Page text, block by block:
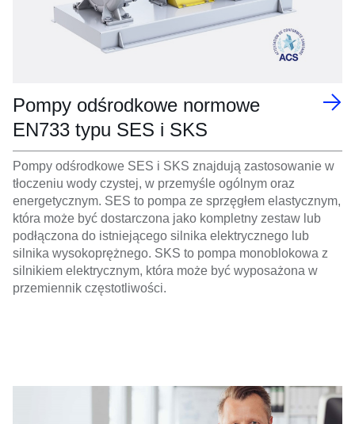
Pompy odśrodkowe normowe
EN733 typu SES i SKS
Pompy odśrodkowe SES i SKS znajdują zastosowanie w
tłoczeniu wody czystej, w przemyśle ogólnym oraz
energetycznym. SES to pompa ze sprzęgłem elastycznym,
która może być dostarczona jako kompletny zestaw lub
podłączona do istniejącego silnika elektrycznego lub
silnika wysokoprężnego. SKS to pompa monoblokowa z
silnikiem elektrycznym, która może być wyposażona w
przemiennik częstotliwości.